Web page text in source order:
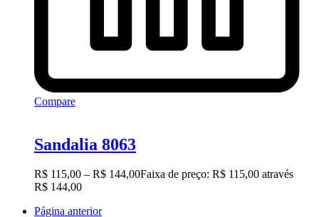
Compare
Sandalia 8063
R$ 115,00 – R$ 144,00Faixa de preço: R$ 115,00 através
R$ 144,00
Página anterior